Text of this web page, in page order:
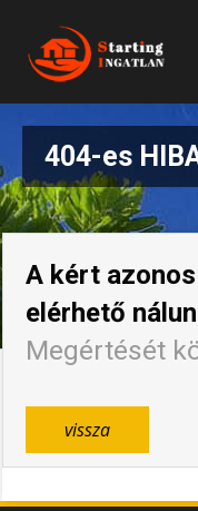
404-es
A kért
elérhető
Megértését
vissza